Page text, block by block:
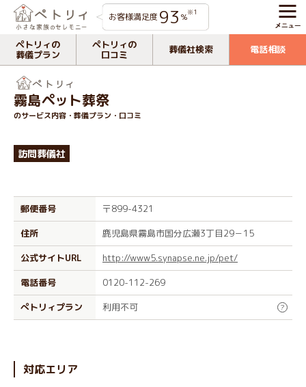
お客様満足度 93 %※1
ペトリィの
葬儀プラン
ペトリィの
口コミ
葬儀社検索 電話相談
霧島ペット葬祭
のサービス内容・葬儀プラン・口コミ
訪問葬儀社
郵便番号
〒899-4321
住所
鹿児島県霧島市国分広瀬3丁目29－15
公式サイトURL
http://www5.synapse.ne.jp/pet/
電話番号
0120-112-269
ぺトリィプラン
利用不可 ?
対応エリア